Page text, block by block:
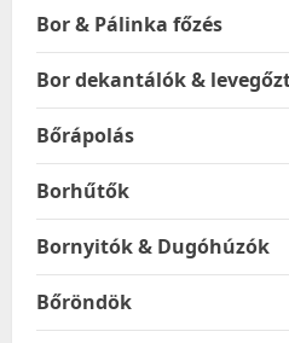
Bor & Pálinka főzés
Bor dekantálók &
Bőrápolás
Borhűtők
Bornyitók & Dugóhúzók
Bőröndök